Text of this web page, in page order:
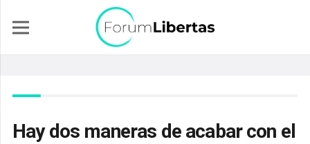
Hay dos maneras de acabar con el